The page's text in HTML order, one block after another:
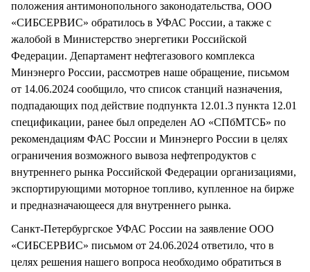
положения антимонопольного законодательства, ООО
«СИБСЕРВИС» обратилось в УФАС России, а также с
жалобой в Министерство энергетики Российской
Федерации. Департамент нефтегазового комплекса
Минэнерго России, рассмотрев наше обращение, письмом
от 14.06.2024 сообщило, что список станций назначения,
подпадающих под действие подпункта 12.01.3 пункта 12.01
спецификации, ранее был определен АО «СПбМТСБ» по
рекомендациям ФАС России и Минэнерго России в целях
ограничения возможного вывоза нефтепродуктов с
внутреннего рынка Российской Федерации организациями,
экспортирующими моторное топливо, купленное на бирже
и предназначающееся для внутреннего рынка.
Санкт-Петербургское УФАС России на заявление ООО
«СИБСЕРВИС» письмом от 24.06.2024 ответило, что в
целях решения нашего вопроса необходимо обратиться в